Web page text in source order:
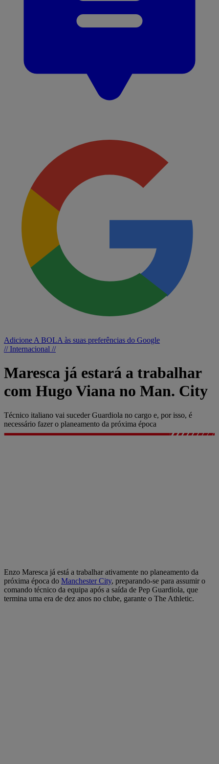
Adicione A BOLA às suas preferências do Google
// Internacional //
Maresca já estará a trabalhar
com Hugo Viana no Man. City
Técnico italiano vai suceder Guardiola no cargo e, por isso, é
necessário fazer o planeamento da próxima época
Enzo Maresca já está a trabalhar ativamente no planeamento da
próxima época do Manchester City, preparando-se para assumir o
comando técnico da equipa após a saída de Pep Guardiola, que
termina uma era de dez anos no clube, garante o The Athletic.